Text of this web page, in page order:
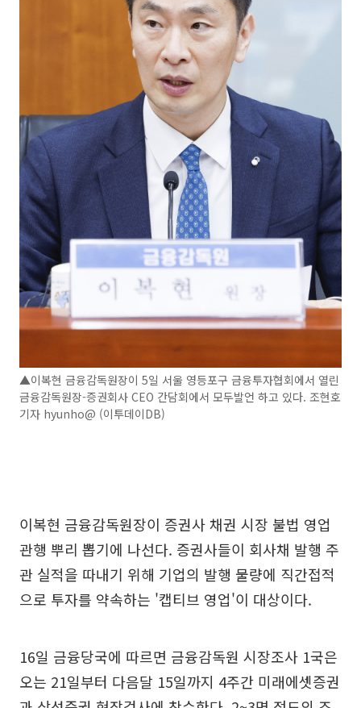
▲이복현 금융감독원장이 5일 서울 영등포구 금융투자협회에서 열린
금융감독원장-증권회사 CEO 간담회에서 모두발언 하고 있다. 조현호
기자 hyunho@ (이투데이DB)
이복현 금융감독원장이 증권사 채권 시장 불법 영업
관행 뿌리 뽑기에 나선다. 증권사들이 회사채 발행 주
관 실적을 따내기 위해 기업의 발행 물량에 직간접적
으로 투자를 약속하는 '캡티브 영업'이 대상이다.
16일 금융당국에 따르면 금융감독원 시장조사 1국은
오는 21일부터 다음달 15일까지 4주간 미래에셋증권